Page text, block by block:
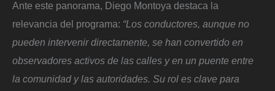
Ante este panorama, Diego Montoya destaca la
relevancia del programa: “Los conductores, aunque no
pueden intervenir directamente, se han convertido en
observadores activos de las calles y en un puente entre
la comunidad y las autoridades. Su rol es clave para